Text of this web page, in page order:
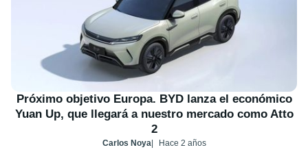
Próximo objetivo Europa. BYD lanza el económico
Yuan Up, que llegará a nuestro mercado como Atto
2
Carlos Noya Hace 2 años